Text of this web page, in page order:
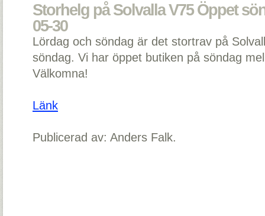
Storhelg på Solvalla V75 Öppet
05-30
Lördag och söndag är det stortrav på
söndag. Vi har öppet butiken på söndag
Välkomna!
Länk
Publicerad av: Anders Falk.